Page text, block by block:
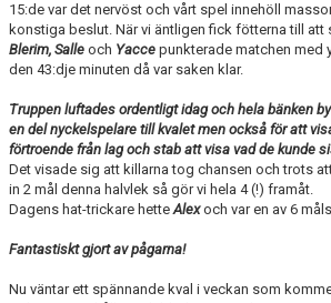
15:de var det nervöst och vårt spel innehöll
konstiga beslut. När vi äntligen fick fötterna till att
Blerim, Salle och Yacce punkterade matchen med
den 43:dje minuten då var saken klar.
Truppen luftades ordentligt idag och hela bänken
en del nyckelspelare till kvalet men också för att
förtroende från lag och stab att visa vad de kunde
Det visade sig att killarna tog chansen och trots
in 2 mål denna halvlek så gör vi hela 4 (!) framåt.
Dagens hat-trickare hetteAlexoch var en av 6
Fantastiskt gjort av pågarna!
Nu väntar ett spännande kval i veckan som